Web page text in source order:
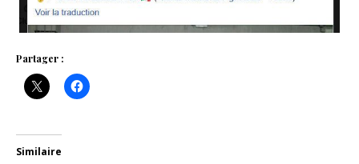
Partager :
Similaire